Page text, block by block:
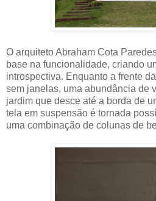
O arquiteto Abraham Cota
base na funcionalidade, criando
introspectiva. Enquanto a frente
sem janelas, uma abundância de
jardim que desce até a borda de
tela em suspensão é tornada
uma combinação de colunas de